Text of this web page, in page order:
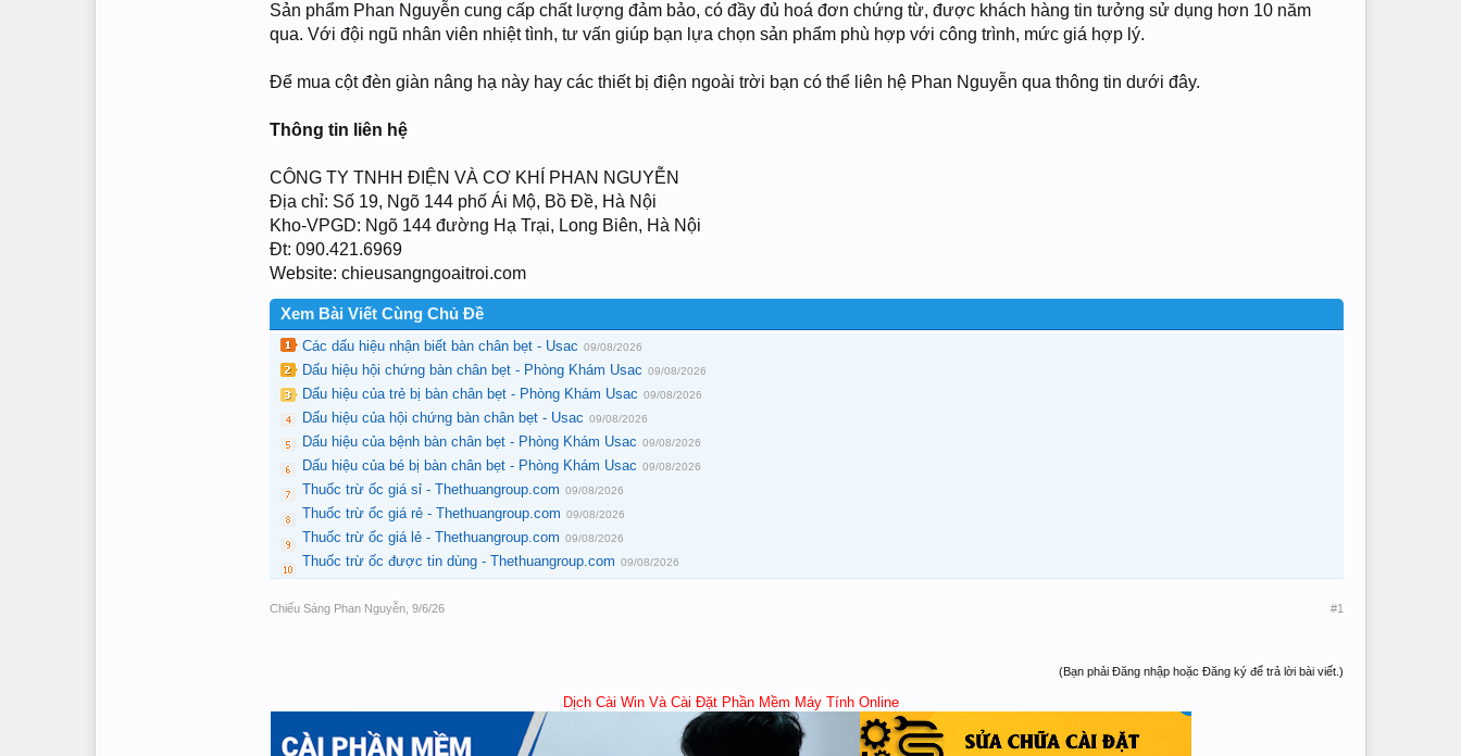
Sản phẩm Phan Nguyễn cung cấp chất lượng đảm bảo, có đầy đủ hoá đơn chứng từ, được khách hàng tin tưởng sử dụng hơn 10 năm
qua. Với đội ngũ nhân viên nhiệt tình, tư vấn giúp bạn lựa chọn sản phẩm phù hợp với công trình, mức giá hợp lý.
Để mua cột đèn giàn nâng hạ này hay các thiết bị điện ngoài trời bạn có thể liên hệ Phan Nguyễn qua thông tin dưới đây.
Thông tin liên hệ
CÔNG TY TNHH ĐIỆN VÀ CƠ KHÍ PHAN NGUYỄN
Địa chỉ: Số 19, Ngõ 144 phố Ái Mộ, Bồ Đề, Hà Nội
Kho-VPGD: Ngõ 144 đường Hạ Trại, Long Biên, Hà Nội
Đt: 090.421.6969
Website: chieusangngoaitroi.com
Xem Bài Viết Cùng Chủ Đề
Các dấu hiệu nhận biết bàn chân bẹt - Usac 09/08/2026
Dấu hiệu hội chứng bàn chân bẹt - Phòng Khám Usac 09/08/2026
Dấu hiệu của trẻ bị bàn chân bẹt - Phòng Khám Usac 09/08/2026
Dấu hiệu của hội chứng bàn chân bẹt - Usac 09/08/2026
Dấu hiệu của bệnh bàn chân bẹt - Phòng Khám Usac 09/08/2026
Dấu hiệu của bé bị bàn chân bẹt - Phòng Khám Usac 09/08/2026
Thuốc trừ ốc giá sỉ - Thethuangroup.com 09/08/2026
Thuốc trừ ốc giá rẻ - Thethuangroup.com 09/08/2026
Thuốc trừ ốc giá lẻ - Thethuangroup.com 09/08/2026
Thuốc trừ ốc được tin dùng - Thethuangroup.com 09/08/2026
Chiếu Sáng Phan Nguyễn 9/6/26 #1
(Bạn phải Đăng nhập hoặc Đăng ký để trả lời bài viết.)
Dịch Cài Win Và Cài Đặt Phần Mềm Máy Tính Online